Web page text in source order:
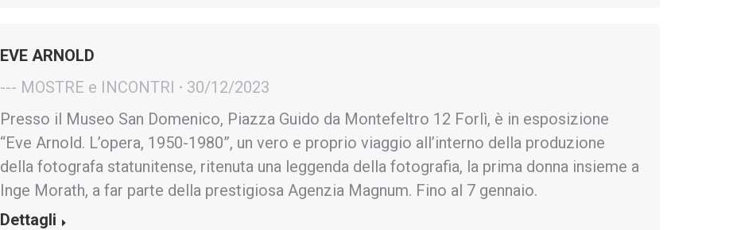
EVE ARNOLD
--- MOSTRE e INCONTRI
30/12/2023
Presso il Museo San Domenico, Piazza Guido da Montefeltro 12 Forlì, è in esposizione
“Eve Arnold. L’opera, 1950-1980”, un vero e proprio viaggio all’interno della produzione
della fotografa statunitense, ritenuta una leggenda della fotografia, la prima donna insieme a
Inge Morath, a far parte della prestigiosa Agenzia Magnum. Fino al 7 gennaio.
Dettagli